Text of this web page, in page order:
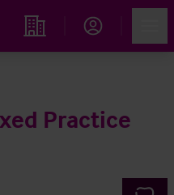
Propiedades
Practice